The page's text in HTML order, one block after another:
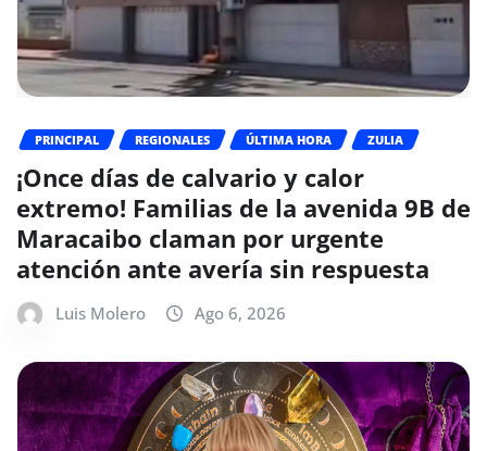
PRINCIPAL REGIONALES ÚLTIMA HORA ZULIA
¡Once días de calvario y calor
extremo! Familias de la avenida 9B de
Maracaibo claman por urgente
atención ante avería sin respuesta
Luis Molero Ago 6, 2026